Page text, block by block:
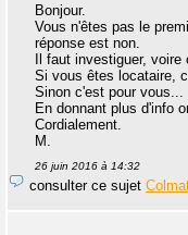
Bonjour.
Vous n'êtes pas le
réponse est non.
Il faut investiguer, voire
Si vous êtes locataire,
Sinon c'est pour vous...
En donnant plus d'info
Cordialement.
M.
26 juin 2016 à 14:32
consulter ce sujet